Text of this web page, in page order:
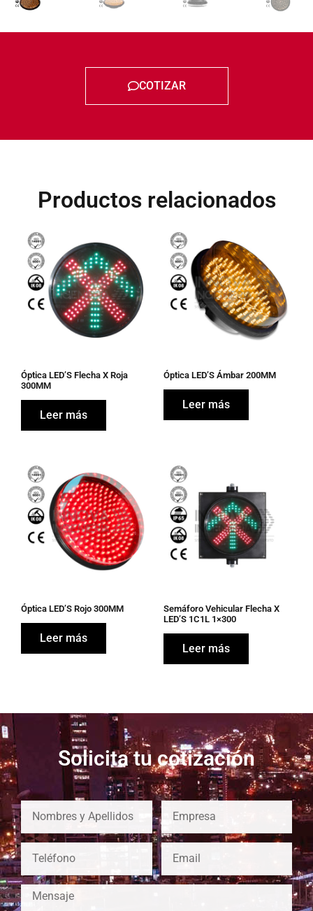
COTIZAR
Productos relacionados
Óptica LED’S Flecha X Roja
300MM
Leer más
Óptica LED’S Ámbar 200MM
Leer más
Óptica LED’S Rojo 300MM
Leer más
Semáforo Vehicular Flecha X
LED’S 1C1L 1×300
Leer más
Solicita tu cotización